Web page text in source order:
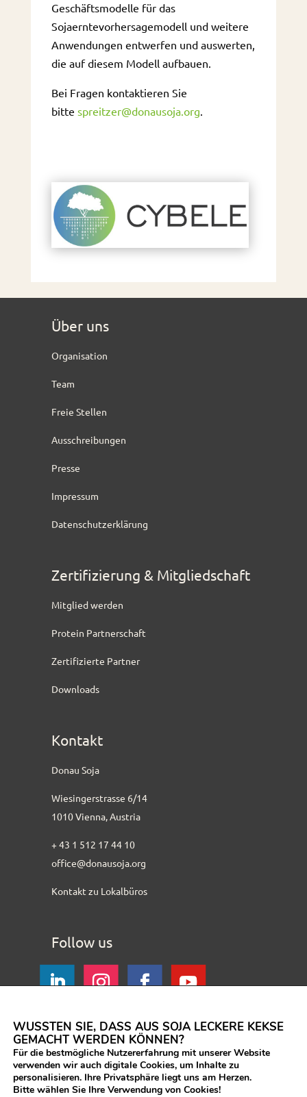
Geschäftsmodelle für das
Sojaerntevorhersagemodell und weitere
Anwendungen entwerfen und auswerten,
die auf diesem Modell aufbauen.
Bei Fragen kontaktieren Sie
bitte spreitzer@donausoja.org.
Über uns
Organisation
Team
Freie Stellen
Ausschreibungen
Presse
Impressum
Datenschutzerklärung
Zertifizierung & Mitgliedschaft
Mitglied werden
Protein Partnerschaft
Zertifizierte Partner
Downloads
Kontakt
Donau Soja
Wiesingerstrasse 6/14
1010 Vienna, Austria
+ 43 1 512 17 44 10
office@donausoja.org
Kontakt zu Lokalbüros
Follow us
WUSSTEN SIE, DASS AUS SOJA LECKERE KEKSE
GEMACHT WERDEN KÖNNEN?
Für die bestmögliche Nutzererfahrung mit unserer Website
verwenden wir auch digitale Cookies, um Inhalte zu
personalisieren. Ihre Privatsphäre liegt uns am Herzen.
Bitte wählen Sie Ihre Verwendung von Cookies!